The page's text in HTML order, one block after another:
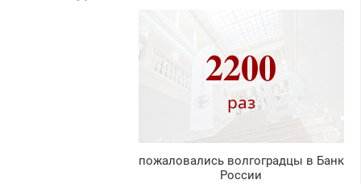
2200
раз
пожаловались волгоградцы в Банк
России